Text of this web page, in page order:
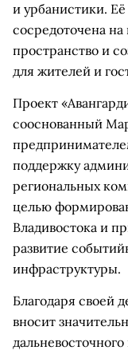
и урбанистики.
сосредоточена на
пространство и
для жителей и
Проект
сооснованный
поддержку
региональных
целью
Владивостока и
развитие
инфраструктуры.
Благодаря своей
вносит